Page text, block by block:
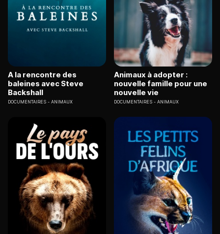
A la rencontre des
baleines avec Steve
Backshall
DOCUMENTAIRES ANIMAUX
Animaux à adopter :
nouvelle famille pour une
nouvelle vie
DOCUMENTAIRES ANIMAUX